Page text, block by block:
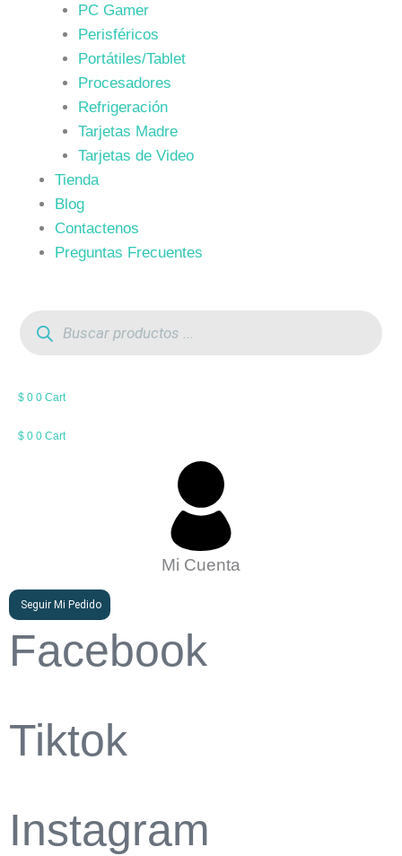
PC Gamer
Perisféricos
Portátiles/Tablet
Procesadores
Refrigeración
Tarjetas Madre
Tarjetas de Video
Tienda
Blog
Contactenos
Preguntas Frecuentes
productos
$ 0 0 Cart
$ 0 0 Cart
Mi Cuenta
Seguir Mi Pedido
Facebook
Tiktok
Instagram